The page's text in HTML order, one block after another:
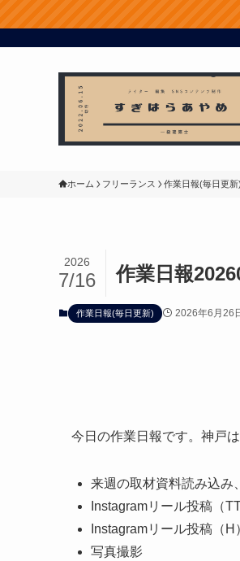
ホーム フリーランス 作業日報(毎日更新)
作業日報
2026
7/16
作業日報(毎日更新) 2026年6月26
今日の作業日報です。神戸は
来週の取材資料読み込み
Instagramリール投稿（TT
Instagramリール投稿（H
写真撮影